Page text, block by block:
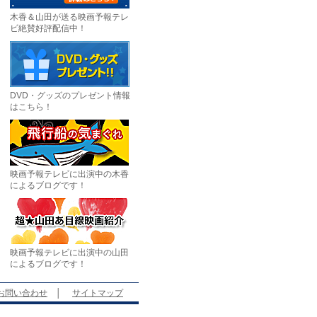
木香＆山田が送る映画予報テレ
ビ絶賛好評配信中！
DVD・グッズのプレゼント情報
はこちら！
映画予報テレビに出演中の木香
によるブログです！
映画予報テレビに出演中の山田
によるブログです！
問い合わせ サイトマップ